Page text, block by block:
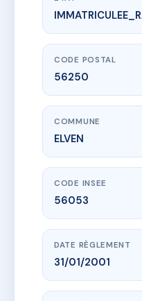
www.vme.plus/
LA BUTTE DE
11 av de largoet
CODE POSTAL
56250
COMMUNE
ELVEN
CODE INSEE
56053
DATE RÈGLEMENT
31/01/2001